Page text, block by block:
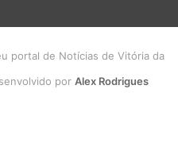
portal de Notícias de Vitória da
por Alex Rodrigues